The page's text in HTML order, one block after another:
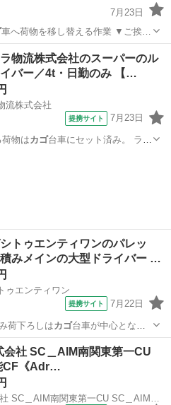
7月23日
車へ荷物を移し替える作業 ▼ご挨…
物流株式会社のスーパーのル
バー／4t・日勤のみ 【…
流株式会社
提携サイト 7月23日
物はカゴ台車にセット済み。 ラッ
トゥエンティワンのパレッ
積みメインの大型ドライバー …
ゥエンティワン
提携サイト 7月22日
ト積み… 荷積み荷下ろしはカゴ台車が中心とな
会社 SC＿AIM南関東第一CU
CF《Adr…
UTエイム株式会社 SC＿AIM南関東第一CU SC＿AIM飯能CF《Adrh1C》